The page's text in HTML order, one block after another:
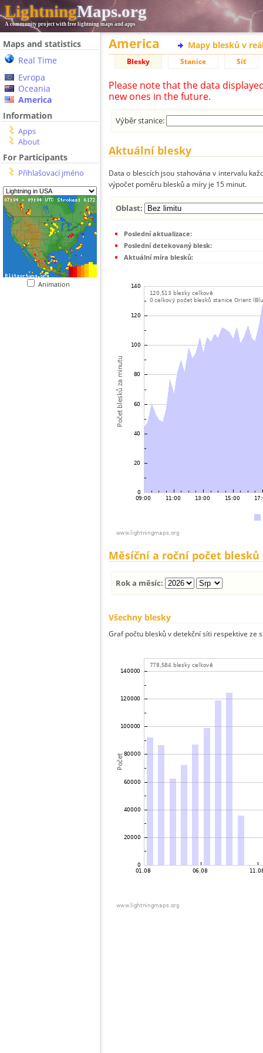
LightningMaps.org
A community project with free lightning maps and apps
Maps and statistics
Real Time
Evropa
Oceania
America
Information
Apps
About
For Participants
Přihlašovací jméno
Animation
America Mapy blesků v
Blesky Stanice Síť
Please note that the data
new ones in the future.
Výběr stanice:
Aktuální blesky
Data o blescích jsou stahována v intervalu
výpočet poměru blesků a míry je 15 minut.
Oblast:
Poslední aktualizace:
Poslední detekovaný blesk:
Aktuální míra blesků:
Měsíční a roční počet blesků
Rok a měsíc:
Všechny blesky
Graf počtu blesků v detekční síti respektive ze